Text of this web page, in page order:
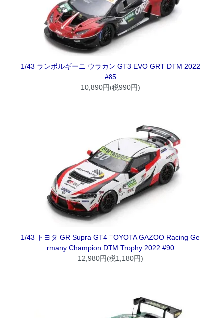
1/43 ランボルギーニ ウラカン GT3 EVO GRT DTM 2022
#85
10,890円(税990円)
1/43 トヨタ GR Supra GT4 TOYOTA GAZOO Racing Ge
rmany Champion DTM Trophy 2022 #90
12,980円(税1,180円)